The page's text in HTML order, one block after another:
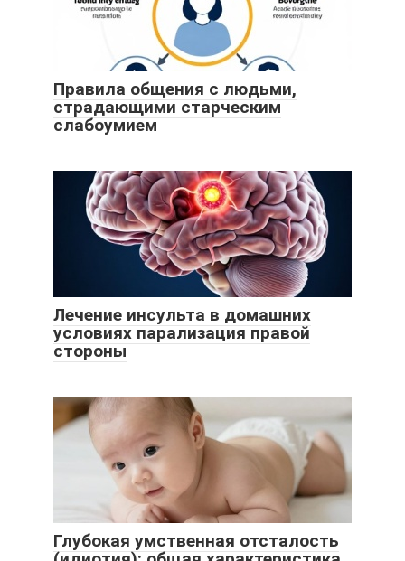
Правила общения с людьми,
страдающими старческим
слабоумием
Лечение инсульта в домашних
условиях парализация правой
стороны
Глубокая умственная отсталость